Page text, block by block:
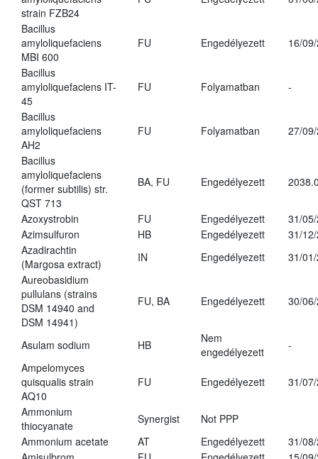
strain FZB24
Bacillus
amyloliquefaciens
MBI 600
FU Engedélyezett 16/
Bacillus
amyloliquefaciens IT-
45
FU Folyamatban -
Bacillus
amyloliquefaciens
AH2
FU Folyamatban 27/
Bacillus
amyloliquefaciens
(former subtilis) str.
QST 713
BA, FU Engedélyezett
Azoxystrobin FU Engedélyezett
31/
Azimsulfuron
HB Engedélyezett
31/
Azadirachtin
(Margosa extract)
IN Engedélyezett
31/
Aureobasidium
pullulans (strains
DSM 14940 and
DSM 14941)
FU, BA Engedélyezett 30/
Asulam sodium HB
Nem
engedélyezett
-
Ampelomyces
quisqualis strain
AQ10
FU Engedélyezett 31/
Ammonium
thiocyanate
Synergist
Not PPP
Ammonium acetate
AT Engedélyezett
31/